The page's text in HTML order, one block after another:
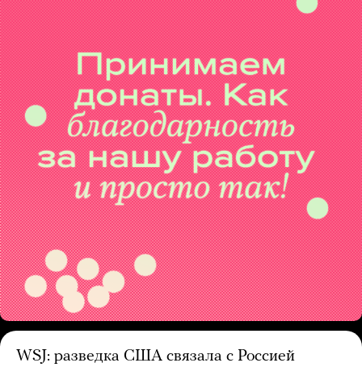
WSJ: разведка США связала с Россией